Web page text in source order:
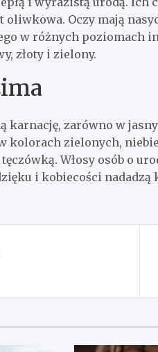
oliwkowa. Oczy mają
w różnych poziomach
złoty i zielony.
karnację, zarówno w
kolorach zielonych,
Włosy osób o
i kobiecości